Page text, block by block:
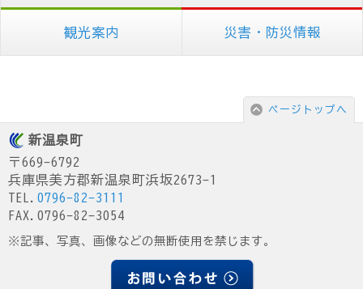
観光案内 災害・防災情報
ページトップへ
新温泉町
〒669-6792
兵庫県美方郡新温泉町浜坂2673-1
TEL. 0796-82-3111
FAX.0796-82-3054
※記事、写真、画像などの無断使用を禁じます。